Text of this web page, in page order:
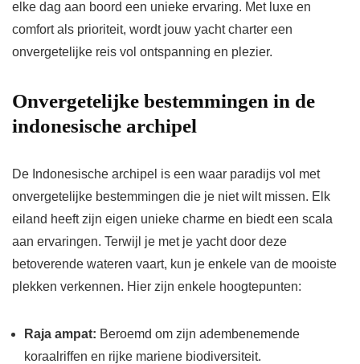
elke dag aan boord een unieke ervaring. Met luxe en
comfort als prioriteit, wordt jouw yacht charter een
onvergetelijke reis vol ontspanning en plezier.
Onvergetelijke bestemmingen in de
indonesische archipel
De Indonesische archipel is een waar paradijs vol met
onvergetelijke bestemmingen die je niet wilt missen. Elk
eiland heeft zijn eigen unieke charme en biedt een scala
aan ervaringen. Terwijl je met je yacht door deze
betoverende wateren vaart, kun je enkele van de mooiste
plekken verkennen. Hier zijn enkele hoogtepunten:
Raja ampat: Beroemd om zijn adembenemende
koraalriffen en rijke mariene biodiversiteit.